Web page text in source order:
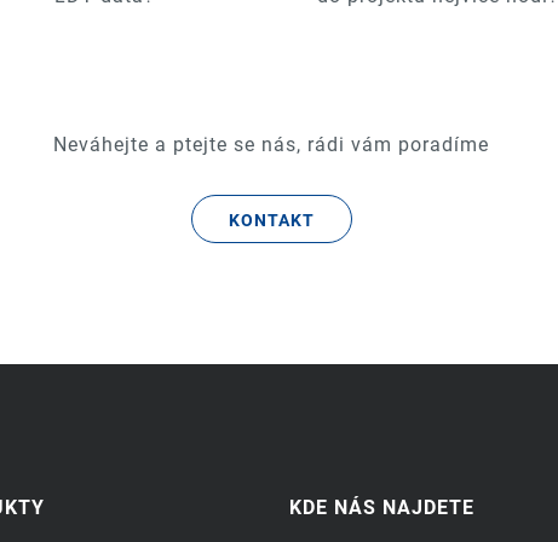
Neváhejte a ptejte se nás, rádi vám poradíme
KONTAKT
KDE NÁS NAJDETE